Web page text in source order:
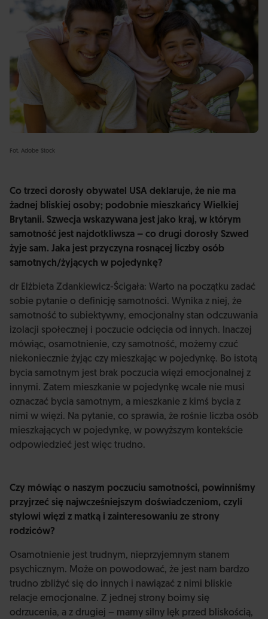
Fot. Adobe Stock
Co trzeci dorosły obywatel USA deklaruje, że nie ma
żadnej bliskiej osoby; podobnie mieszkańcy Wielkiej
Brytanii. Szwecja wskazywana jest jako kraj, w którym
samotność jest najdotkliwsza – co drugi dorosły Szwed
żyje sam. Jaka jest przyczyna rosnącej liczby osób
samotnych/żyjących w pojedynkę?
dr Elżbieta Zdankiewicz-Ścigała: Warto na początku zadać
sobie pytanie o definicję samotności. Wynika z niej, że
samotność to subiektywny, emocjonalny stan odczuwania
izolacji społecznej i poczucie odcięcia od innych. Inaczej
mówiąc, osamotnienie, czy samotność, możemy czuć
niekoniecznie żyjąc czy mieszkając w pojedynkę. Bo istotą
bycia samotnym jest brak poczucia więzi emocjonalnej z
innymi. Zatem mieszkanie w pojedynkę wcale nie musi
oznaczać bycia samotnym, a mieszkanie z kimś bycia z
nimi w więzi. Na pytanie, co sprawia, że rośnie liczba osób
mieszkających w pojedynkę, w powyższym kontekście
odpowiedzieć jest więc trudno.
Czy mówiąc o naszym poczuciu samotności, powinniśmy
przyjrzeć się najwcześniejszym doświadczeniom, czyli
stylowi więzi z matką i zainteresowaniu ze strony
rodziców?
Osamotnienie jest trudnym, nieprzyjemnym stanem
psychicznym. Może on powodować, że jest nam bardzo
trudno zbliżyć się do innych i nawiązać z nimi bliskie
relacje emocjonalne. Z jednej strony boimy się
odrzucenia, a z drugiej – mamy silny lęk przed bliskością,